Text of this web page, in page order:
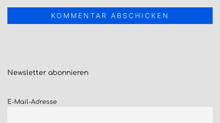
Newsletter abonnieren
E-Mail-Adresse